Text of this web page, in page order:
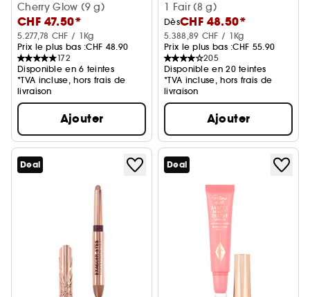
Blush crème en stick
Cherry Glow (9 g)
CHF 47.50*
5.277,78 CHF / 1Kg
Prix le plus bas :CHF 48.90
172
Disponible en 6 teintes
*TVA incluse, hors frais de
livraison
Ajouter
Stick Fond de teint Hydratant
1 Fair (8 g)
DèsCHF 48.50*
5.388,89 CHF / 1Kg
Prix le plus bas :CHF 55.90
205
Disponible en 20 teintes
*TVA incluse, hors frais de
livraison
Ajouter
Deal Deal